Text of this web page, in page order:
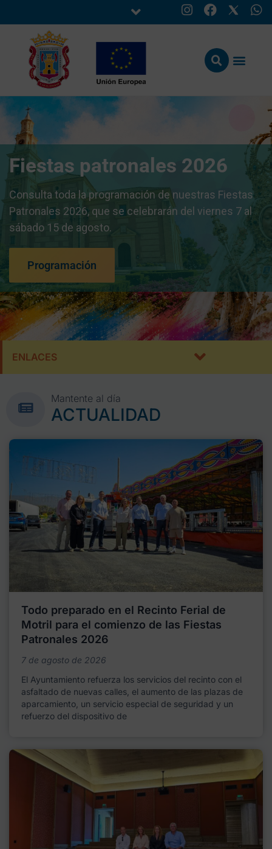
Fiestas patronales 2026
Consulta toda la programación de nuestras Fiestas
Patronales 2026, que se celebrarán del viernes 7 al
sábado 15 de agosto.
Programación
ENLACES
Mantente al día
ACTUALIDAD
Todo preparado en el Recinto Ferial de
Motril para el comienzo de las Fiestas
Patronales 2026
7 de agosto de 2026
El Ayuntamiento refuerza los servicios del recinto con el
asfaltado de nuevas calles, el aumento de las plazas de
aparcamiento, un servicio especial de seguridad y un
refuerzo del dispositivo de